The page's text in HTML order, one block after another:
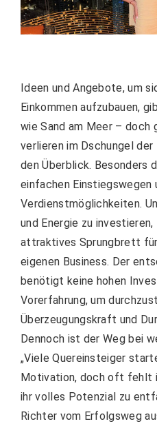
Ideen und Angebote, um
Einkommen aufzubauen,
wie Sand am Meer – doch
verlieren im Dschungel der
den Überblick. Besonders
einfachen Einstiegswegen
Verdienstmöglichkeiten.
und Energie zu
attraktives Sprungbrett
eigenen Business. Der
benötigt keine hohen
Vorerfahrung, um
Überzeugungskraft und
Dennoch ist der Weg bei
„Viele Quereinsteiger
Motivation, doch oft fehlt
ihr volles Potenzial zu
Richter vom Erfolgsweg